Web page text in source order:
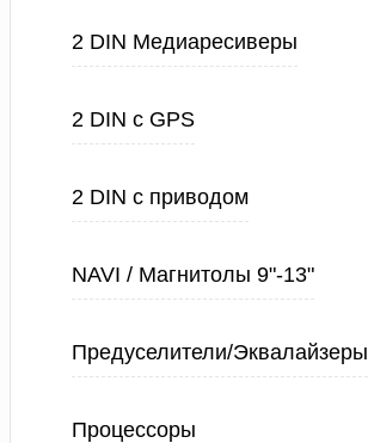
2 DIN Медиаресиверы
2 DIN с GPS
2 DIN с приводом
NAVI / Магнитолы 9"-13"
Предуселители/Эквалайзеры
Процессоры